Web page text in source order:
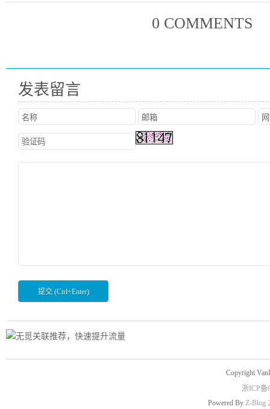
0 COMMENTS
发表留言
Copyright
浙ICP备
Powered By Z-Blog